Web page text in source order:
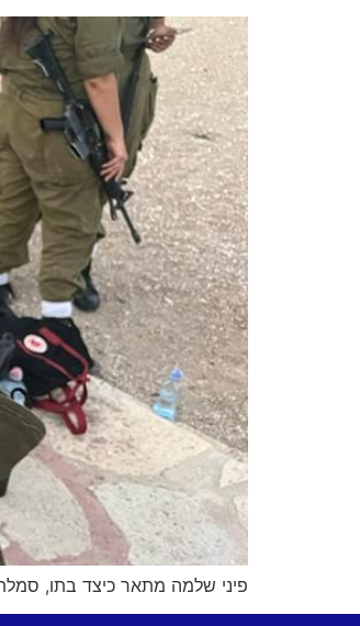
פיני שלמה מתאר כיצד בתו,